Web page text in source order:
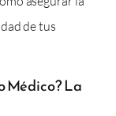
de tus
Médico? La